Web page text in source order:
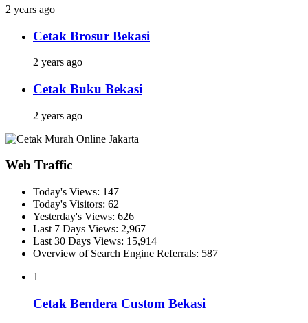
2 years ago
Cetak Brosur Bekasi
2 years ago
Cetak Buku Bekasi
2 years ago
Web Traffic
Today's Views: 147
Today's Visitors: 62
Yesterday's Views: 626
Last 7 Days Views: 2,967
Last 30 Days Views: 15,914
Overview of Search Engine Referrals: 587
1
Cetak Bendera Custom Bekasi